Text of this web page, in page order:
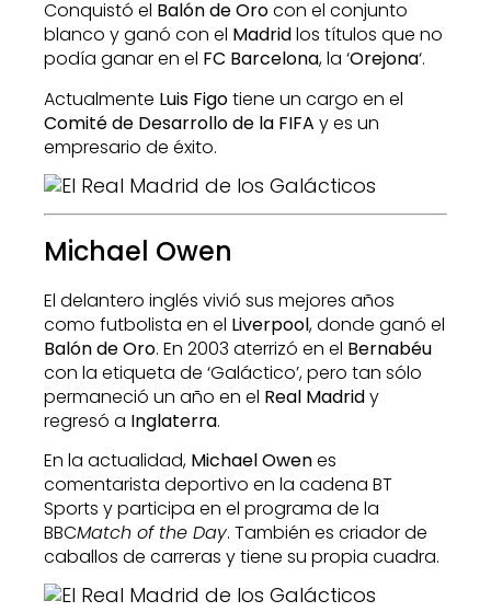
Conquistó el Balón de Orocon el conjunto
blanco y ganó con el Madridlos títulos que no
podía ganar en el FC Barcelona, la ‘Orejona‘.
Actualmente Luis Figotiene un cargo en el
Comité de Desarrollo de la FIFA y es un
empresario de éxito.
Michael Owen
El delantero inglés vivió sus mejores años
como futbolista en el Liverpool, donde ganó el
Balón de Oro. En 2003 aterrizó en el Bernabéu
con la etiqueta de ‘Galáctico’, pero tan sólo
permaneció un año en el Real Madridy
regresó a Inglaterra.
En la actualidad, Michael Owenes
comentarista deportivo en la cadena BT
Sports y participa en el programa de la
BBCMatch of the Day. También es criador de
caballos de carreras y tiene su propia cuadra.